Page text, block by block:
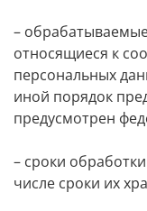
–
относящиеся к
персональных
иной порядок
предусмотрен
– сроки
числе сроки их